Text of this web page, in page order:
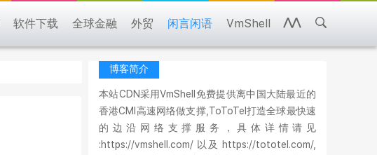
软件下载 全球金融 外贸 闲言闲语 VmShell
博客简介
本站CDN采用VmShell免费提供离中国大陆最近的
香港CMI高速网络做支撑,ToToTel打造全球最快速
的边沿网络支撑服务，具体详情请见
:https://vmshell.com/ 以及 https://tototel.com/,